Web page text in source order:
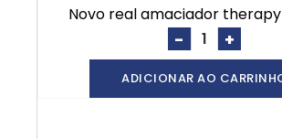
novo real amaciador
- +
ADICIONAR AO